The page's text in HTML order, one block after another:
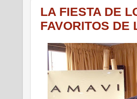
LA FIESTA DE
FAVORITOS DE